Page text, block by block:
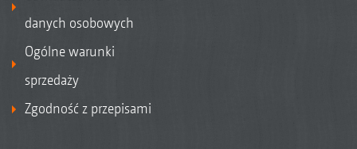
danych osobowych
Ogólne warunki
sprzedaży
Zgodność z przepisami